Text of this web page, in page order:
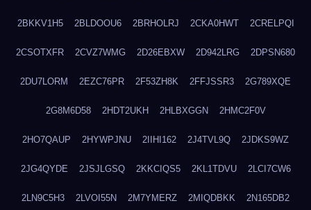
2BKKV1H5 2BLDOOU6 2BRHOLRJ 2CKA0HWT 2CRELPQI
2CSOTXFR 2CVZ7WMG 2D26EBXW 2D942LRG 2DPSN680
2DU7LORM 2EZC76PR 2F53ZH8K 2FFJSSR3 2G789XQE
2G8M6D58 2HDT2UKH 2HLBXGGN 2HMC2F0V
2HO7QAUP 2HYWPJNU 2IIHI162 2J4TVL9Q 2JDKS9WZ
2JG4QYDE 2JSJLGSQ 2KKCIQS5 2KL1TDVU 2LCI7CW6
2LN9C5H3 2LVOI55N 2M7YMERZ 2MIQDBKK 2N165DB2